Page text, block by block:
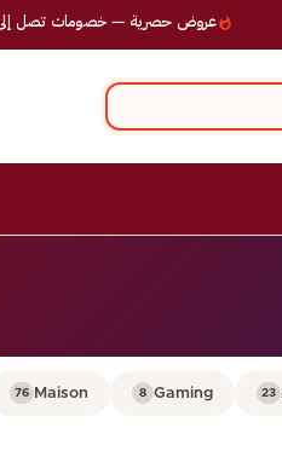
عروض حصرية — خصومات تصل إلى 50%
23
Gaming
8
Maison
76